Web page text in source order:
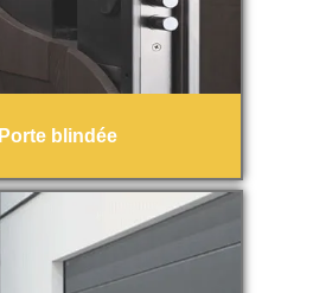
Porte blindée